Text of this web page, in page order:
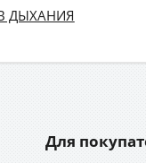
ДЫХАНИЯ
Для